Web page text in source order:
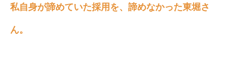
私自身が諦めていた採用を、諦めなかった東堀さ
ん。